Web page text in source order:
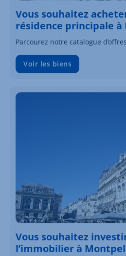
Vous souhaitez
résidence principale
Parcourez notre catalogue
Voir les biens
Vous souhaitez
l’immobilier à